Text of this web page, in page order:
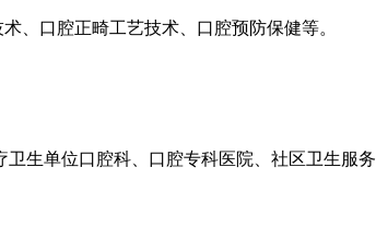
口腔正畸工艺技术、口腔预防保健等。
生单位口腔科、口腔专科医院、社区卫生服务